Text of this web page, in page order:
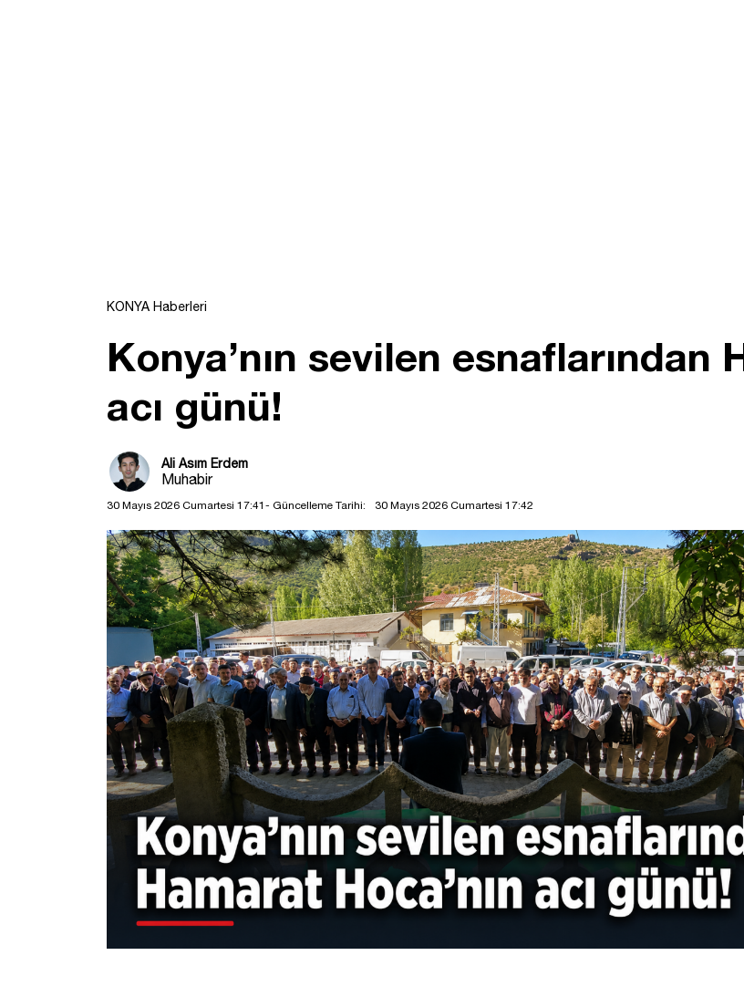
KONYA Haberleri
Konya’nın sevilen esnaflarından
acı günü!
Ali Asım Erdem
Muhabir
30 Mayıs 2026 Cumartesi 17:41 - Güncelleme Tarihi: 30 Mayıs 2026 Cumartesi 17:42